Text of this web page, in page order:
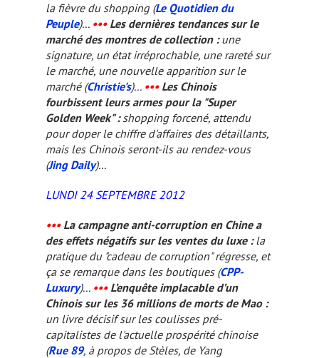
la fièvre du shopping (Le Quotidien du
Peuple)... •••Les dernières tendances sur le
marché des montres de collection :une
signature, un état irréprochable, une rareté sur
le marché, une nouvelle apparition sur le
marché (Christie's)... •••Les Chinois
fourbissent leurs armes pour la "Super
Golden Week" :shopping forcené, attendu
pour doper le chiffre d'affaires des détaillants,
mais les Chinois seront-ils au rendez-vous
(Jing Daily)...
LUNDI 24 SEPTEMBRE 2012
•••La campagne anti-corruption en Chine a
des effets négatifs sur les ventes du luxe :la
pratique du "cadeau de corruption" régresse, et
ça se remarque dans les boutiques (CPP-
Luxury)... •••L’enquête implacable d’un
Chinois sur les 36 millions de morts de Mao :
un livre décisif sur les coulisses pré-
capitalistes de l'actuelle prospérité chinoise
(Rue 89, à propos de Stèles, de Yang